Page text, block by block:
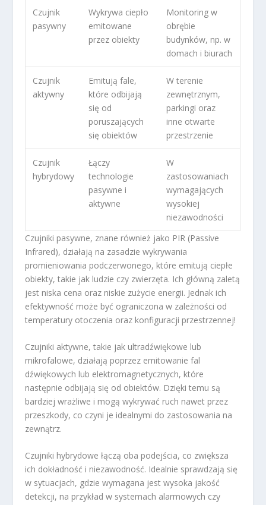
Czujnik
pasywny
Wykrywa ciepło
emitowane
przez obiekty
Monitoring w
obrębie
budynków, np. w
domach i biurach
Czujnik
aktywny
Emitują fale,
które odbijają
się od
poruszających
się obiektów
W terenie
zewnętrznym,
parkingi oraz
inne otwarte
przestrzenie
Czujnik
hybrydowy
Łączy
technologie
pasywne i
aktywne
W
zastosowaniach
wymagających
wysokiej
niezawodności
Czujniki pasywne, znane również jako PIR (Passive
Infrared), działają na zasadzie wykrywania
promieniowania podczerwonego, które emitują ciepłe
obiekty, takie jak ludzie czy zwierzęta. Ich główną zaletą
jest niska cena oraz niskie zużycie energii. Jednak ich
efektywność może być ograniczona w zależności od
temperatury otoczenia oraz konfiguracji przestrzennej!
Czujniki aktywne, takie jak ultradźwiękowe lub
mikrofalowe, działają poprzez emitowanie fal
dźwiękowych lub elektromagnetycznych, które
następnie odbijają się od obiektów. Dzięki temu są
bardziej wrażliwe i mogą wykrywać ruch nawet przez
przeszkody, co czyni je idealnymi do zastosowania na
zewnątrz.
Czujniki hybrydowe łączą oba podejścia, co zwiększa
ich dokładność i niezawodność. Idealnie sprawdzają się
w sytuacjach, gdzie wymagana jest wysoka jakość
detekcji, na przykład w systemach alarmowych czy